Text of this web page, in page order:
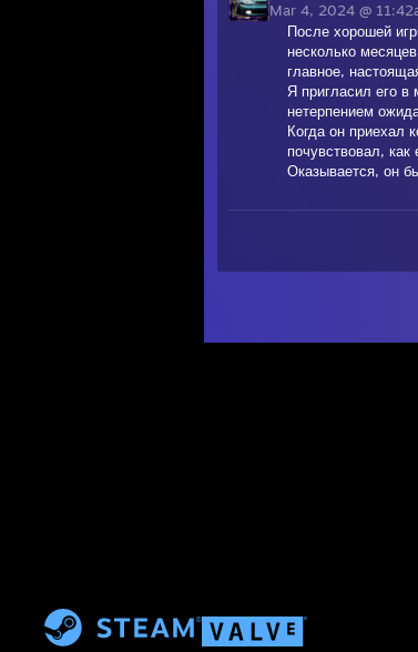
Mar 4, 2024 @
После хорошей
несколько
главное,
Я пригласил его
нетерпением
Когда он приехал
почувствовал,
Оказывается, он